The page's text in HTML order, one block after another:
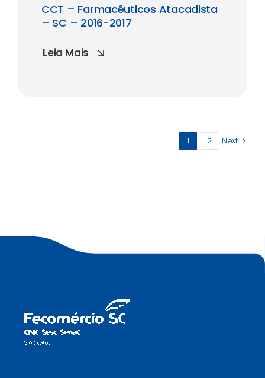
CCT – Farmacêuticos Atacadista
– SC – 2016-2017
Leia Mais
1 2 Next